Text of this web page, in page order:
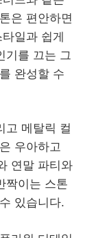
은 편안하면
일과 쉽게
기를 끄는 그
완성할 수
고 메탈릭 컬
우아하고
연말 파티와
짝이는 스톤
있습니다.